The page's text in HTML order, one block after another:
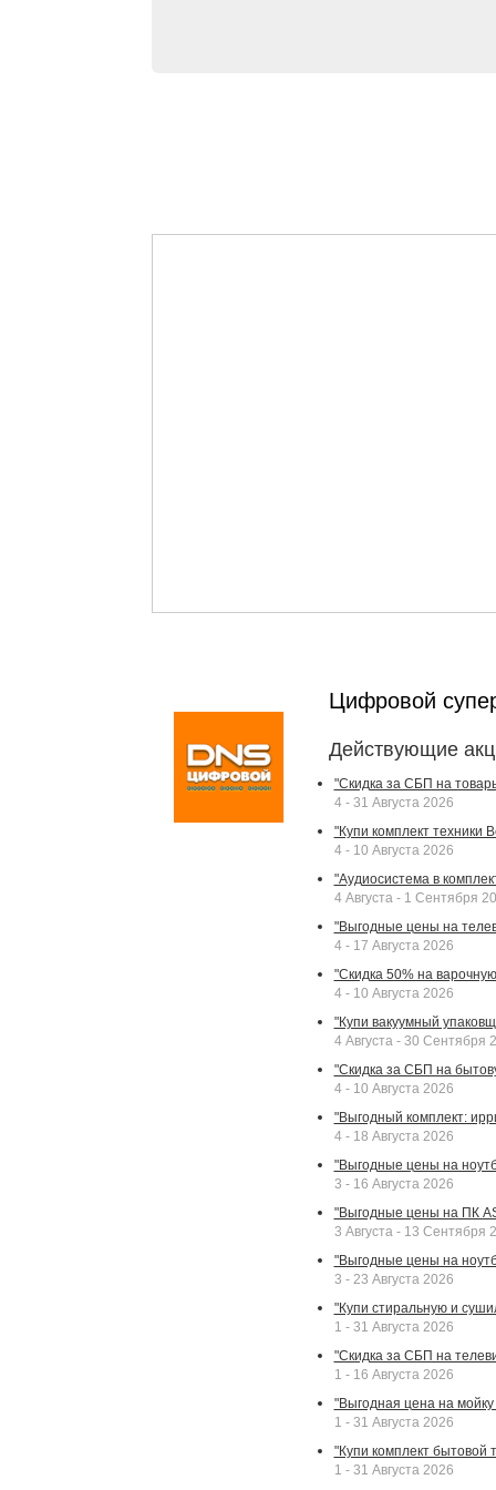
Цифровой
Действующие
"Скидка за СБП на
4 - 31 Августа 2026
"Купи комплект техники
4 - 10 Августа 2026
"Аудиосистема в
4 Августа - 1 Сентября
"Выгодные цены на
4 - 17 Августа 2026
"Скидка 50% на
4 - 10 Августа 2026
"Купи вакуумный
4 Августа - 30 Сентября
"Скидка за СБП на
4 - 10 Августа 2026
"Выгодный комплект:
4 - 18 Августа 2026
"Выгодные цены на
3 - 16 Августа 2026
"Выгодные цены на ПК
3 Августа - 13 Сентября
"Выгодные цены на
3 - 23 Августа 2026
"Купи стиральную и
1 - 31 Августа 2026
"Скидка за СБП на
1 - 16 Августа 2026
"Выгодная цена на
1 - 31 Августа 2026
"Купи комплект бытовой
1 - 31 Августа 2026